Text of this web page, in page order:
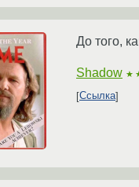
До того,
Shadow
Ссылка